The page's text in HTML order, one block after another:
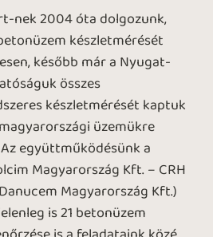
nek 2004 óta dolgozunk,
készletmérését
később már a Nyugat-
összes
készletmérését kaptuk
üzemükre
együttműködésünk a
Magyarország Kft. – CRH
Magyarország Kft.)
is 21 betonüzem